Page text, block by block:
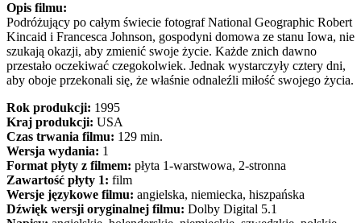
Opis filmu:
Podróżujący po całym świecie fotograf National Geographic Robert
Kincaid i Francesca Johnson, gospodyni domowa ze stanu Iowa, nie
szukają okazji, aby zmienić swoje życie. Każde znich dawno
przestało oczekiwać czegokolwiek. Jednak wystarczyły cztery dni,
aby oboje przekonali się, że właśnie odnaleźli miłość swojego życia.
Rok produkcji: 1995
Kraj produkcji: USA
Czas trwania filmu: 129 min.
Wersja wydania: 1
Format płyty z filmem: płyta 1-warstwowa, 2-stronna
Zawartość płyty 1: film
Wersje językowe filmu: angielska, niemiecka, hiszpańska
Dźwięk wersji oryginalnej filmu: Dolby Digital 5.1